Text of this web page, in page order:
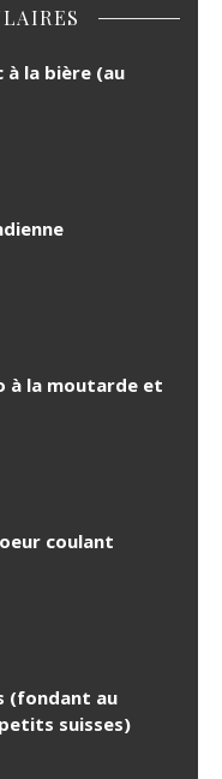
à la bière (au
à la moutarde et
coulant
(fondant au
suisses)